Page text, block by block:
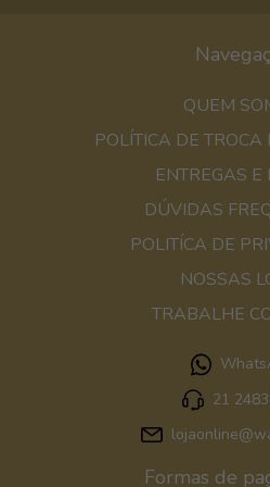
QUEM
POLÍTICA DE
ENTREGAS E
DÚVIDAS
POLITÍCA DE
NOSSAS
TRABALHE
21
Formas de